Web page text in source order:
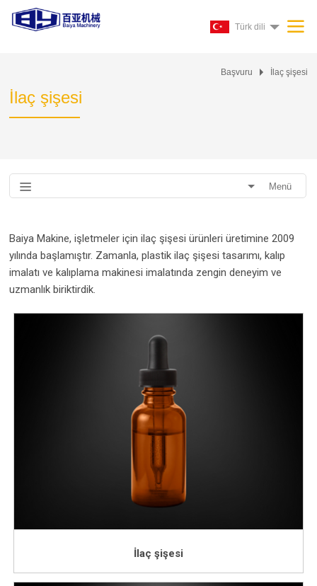
Türk dili
Başvuru İlaç şişesi
İlaç şişesi
Menü
Baiya Makine, işletmeler için ilaç şişesi ürünleri üretimine 2009
yılında başlamıştır. Zamanla, plastik ilaç şişesi tasarımı, kalıp
imalatı ve kalıplama makinesi imalatında zengin deneyim ve
uzmanlık biriktirdik.
İlaç şişesi